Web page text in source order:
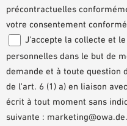
précontractuelles
votre consentement
J'accepte la collecte et
personnelles dans le but de
demande et à toute question
de l'art. 6 (1) a) en liaison
écrit à tout moment sans
suivante :